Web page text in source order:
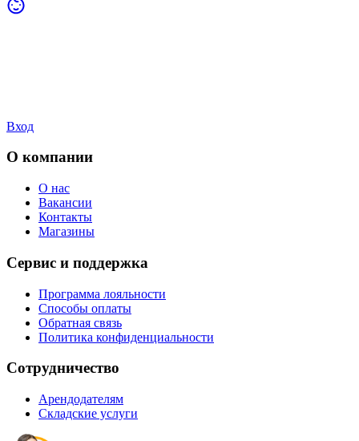
Вход
О компании
О нас
Вакансии
Контакты
Магазины
Сервис и поддержка
Программа лояльности
Способы оплаты
Обратная связь
Политика конфиденциальности
Сотрудничество
Арендодателям
Складские услуги